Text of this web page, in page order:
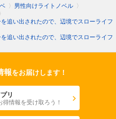
〉 男性向けライトノベル 〉
〉
追い出されたので、辺境でスローライフ
追い出されたので、辺境でスローライフ
報をお届けします！
リ
情報を受け取ろう！